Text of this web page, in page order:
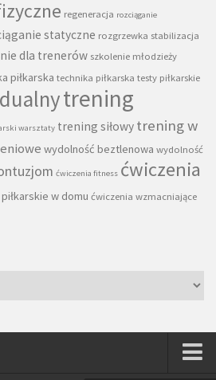
regeneracja rozciąganie
statyczne rozgrzewka stabilizacja
dla trenerów szkolenie młodzieży
piłkarska technika piłkarska testy piłkarskie
trening
warsztaty trening siłowy trening w
wydolność beztlenowa wydolność
ćwiczenia fitness ćwiczenia
w domu ćwiczenia wzmacniające